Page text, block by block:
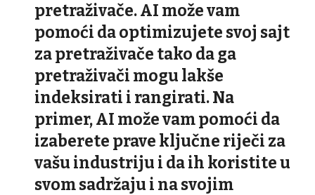
pretraživače. AI može vam
pomoći da optimizujete svoj sajt
za pretraživače tako da ga
pretraživači mogu lakše
indeksirati i rangirati. Na
primer, AI može vam pomoći da
izaberete prave ključne riječi za
vašu industriju i da ih koristite u
svom sadržaju i na svojim